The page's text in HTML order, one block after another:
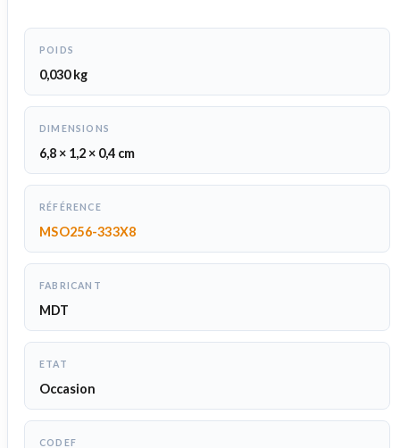
POIDS
0,030 kg
DIMENSIONS
6,8 × 1,2 × 0,4 cm
RÉFÉRENCE
MSO256-333X8
FABRICANT
MDT
ETAT
Occasion
CODEF